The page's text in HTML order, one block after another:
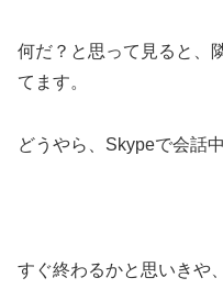
何だ？と思って見ると、
てます。
どうやら、Skypeで会話
すぐ終わるかと思いきや